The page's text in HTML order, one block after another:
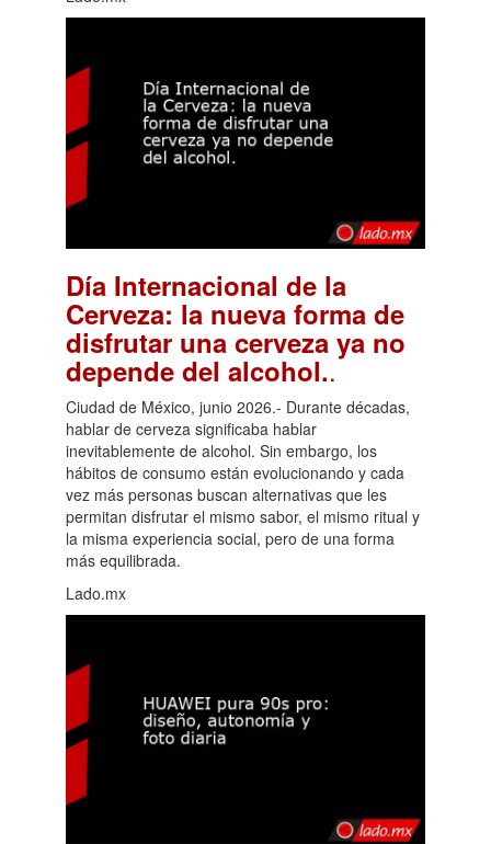
Día Internacional de la
Cerveza: la nueva forma de
disfrutar una cerveza ya no
depende del alcohol..
Ciudad de México, junio 2026.- Durante décadas,
hablar de cerveza significaba hablar
inevitablemente de alcohol. Sin embargo, los
hábitos de consumo están evolucionando y cada
vez más personas buscan alternativas que les
permitan disfrutar el mismo sabor, el mismo ritual y
la misma experiencia social, pero de una forma
más equilibrada.
Lado.mx